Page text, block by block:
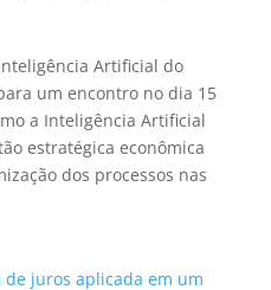
Artificial do
um encontro no dia 15
a Inteligência Artificial
estratégica econômica
dos processos nas